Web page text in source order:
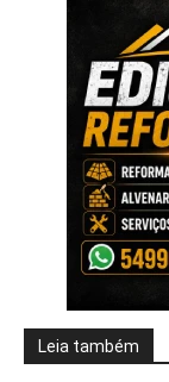
Leia também